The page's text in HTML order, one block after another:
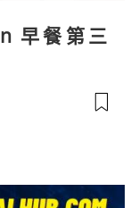
早餐第三